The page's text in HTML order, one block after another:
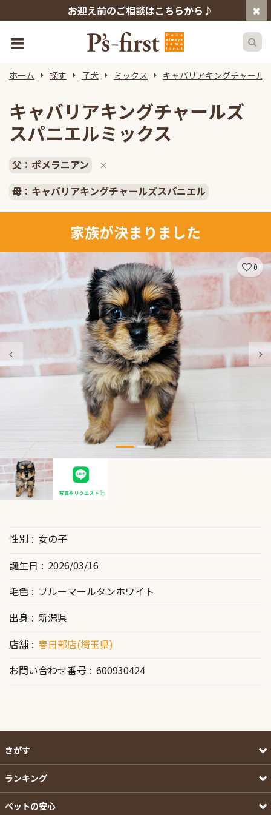
お迎え前のご相談はこちらから♪
ホーム 探す 子犬 ミックス キャバリアキングチャール
キャバリアキングチャールズ
スパニエルミックス
父：ポメラニアン ×
母：キャバリアキングチャールズスパニエル
家族が決まりました
0
性別
女の子
誕生日
2026/03/16
毛色
ブルーマールタンホワイト
出身
新潟県
店舗
春日部店(埼玉県)
お問い合わせ番号
600930424
さがす
ランキング
ペットの安心